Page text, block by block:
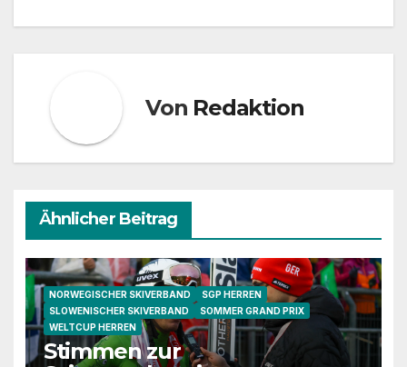
Von Redaktion
Ähnlicher Beitrag
NORWEGISCHER SKIVERBAND
SGP HERREN
SLOWENISCHER SKIVERBAND
SOMMER GRAND PRIX
WELTCUP HERREN
Stimmen zur